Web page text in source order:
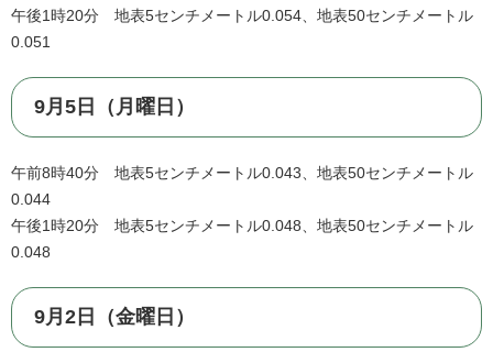
午後1時20分 地表5センチメートル0.054、地表50センチメートル
0.051
9月5日（月曜日）
午前8時40分 地表5センチメートル0.043、地表50センチメートル
0.044
午後1時20分 地表5センチメートル0.048、地表50センチメートル
0.048
9月2日（金曜日）